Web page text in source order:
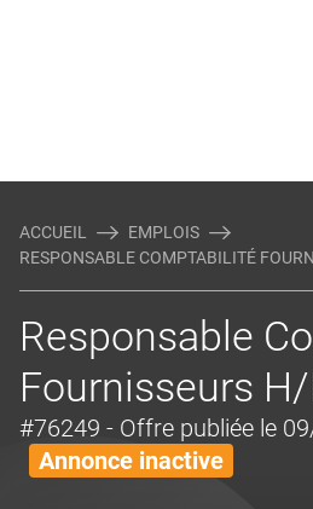
ACCUEIL
EMPLOIS
RESPONSABLE COMPTABILITÉ
Responsable
Fournisseurs
#76249 - Offre publiée le
Annonce inactive